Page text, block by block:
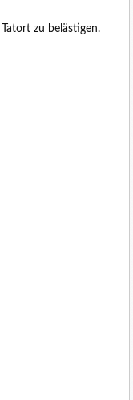
zu belästigen.